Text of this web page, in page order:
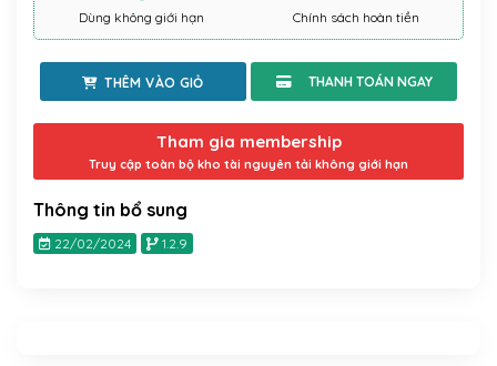
Dùng không giới hạn Chính sách hoàn tiền
THÊM VÀO GIỎ
Tham gia membership
Truy cập toàn bộ kho tài nguyên tải không giới hạn
Thông tin bổ sung
22/02/2024 1.2.9